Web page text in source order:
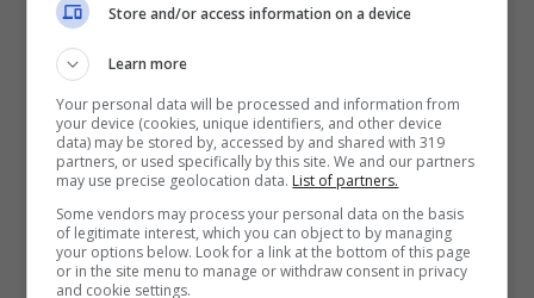
in forza alle multe dell’Authority, e
congiuntamente con il CTCU, il Centro
Tutela Consumatori Utenti, sta studiando e
valutando la possibilità di avviare una
class action , ovverosia un’azione
collettiva risarcitoria, al fine di “risarcire i
consumatori beffati dalla garanzia Apple
Store and/or access information on a device
Learn more
Your personal data will be processed and information from
your device (cookies, unique identifiers, and other device
data) may be stored by, accessed by and shared with 319
partners, or used specifically by this site. We and our partners
may use precise geolocation data. List of partners.
Some vendors may process your personal data on the basis
of legitimate interest, which you can object to by managing
your options below. Look for a link at the bottom of this page
or in the site menu to manage or withdraw consent in privacy
and cookie settings.